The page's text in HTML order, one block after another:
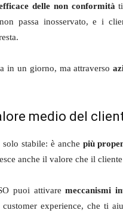
delle non conformità
passa inosservato, e i
in un giorno, ma attraverso
medio del
stabile: è anche più
anche il valore che il
puoi attivaremeccanismi
experience, che ti